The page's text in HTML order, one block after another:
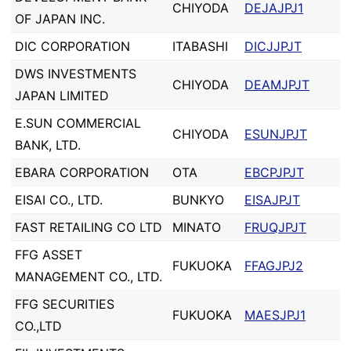
OF JAPAN INC.
CHIYODA DEJAJPJ1
DIC CORPORATION ITABASHI
DICJJPJT
DWS INVESTMENTS
JAPAN LIMITED
CHIYODA DEAMJPJT
E.SUN COMMERCIAL
BANK, LTD.
CHIYODA ESUNJPJT
EBARA CORPORATION OTA
EBCPJPJT
EISAI CO., LTD.
BUNKYO
EISAJPJT
FAST RETAILING CO LTD
MINATO
FRUQJPJT
FFG ASSET
MANAGEMENT CO., LTD.
FUKUOKA FFAGJPJ2
FFG SECURITIES
CO.,LTD
FUKUOKA MAESJPJ1